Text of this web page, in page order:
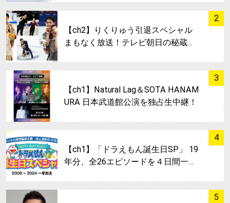
2
サムネイル
【ch2】りくりゅう引退スペシャル
まもなく放送！テレビ朝日の秘蔵…
3
【ch1】Natural Lag＆SOTA HANAM
URA 日本武道館公演を独占生中継！
4
【ch1】「ドラえもん誕生日SP」 19
年分、全26エピソードを４日間一…
5